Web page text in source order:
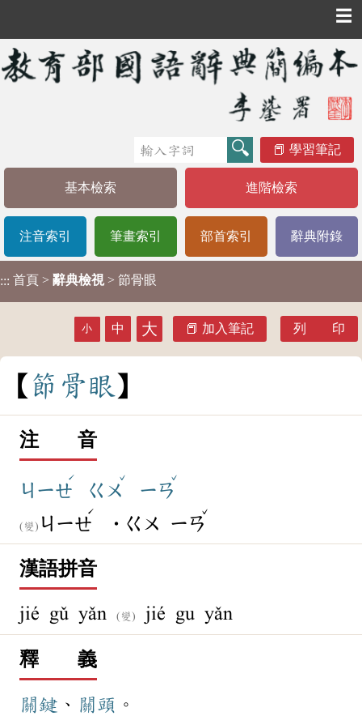
☰
學習筆記
基本檢索 進階檢索
注音索引 筆畫索引 部首索引 辭典附錄
::: 首頁 > 辭典檢視 > 節骨眼
小 中 大 加入筆記 列 印
節 骨眼
注 音
ㄐㄧㄝ
ˊ
ㄍㄨ
ˇ
ㄧㄢ
ˇ
(變) ㄐㄧㄝ
ˊ
˙ㄍㄨ ㄧㄢ
ˇ
漢語拼音
jié gǔ yǎn (變) jié gu yǎn
釋 義
關鍵 、 關頭 。